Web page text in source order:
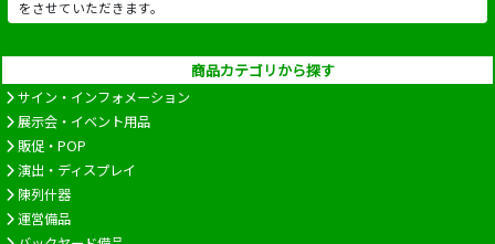
をさせていただきます。
商品カテゴリから探す
サイン・インフォメーション
展示会・イベント用品
販促・POP
演出・ディスプレイ
陳列什器
運営備品